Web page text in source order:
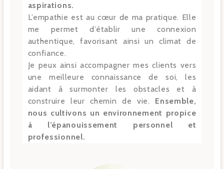
aspirations.
L’empathie est au cœur de ma pratique. Elle
me permet d’établir une connexion
authentique, favorisant ainsi un climat de
confiance.
Je peux ainsi accompagner mes clients vers
une meilleure connaissance de soi, les
aidant à surmonter les obstacles et à
construire leur chemin de vie. Ensemble,
nous cultivons un environnement propice
à l’épanouissement personnel et
professionnel.